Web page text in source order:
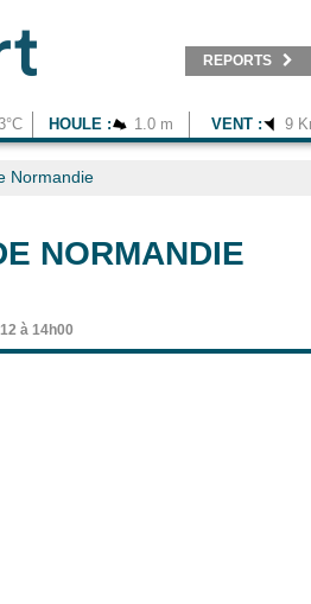
REPORTS
HOULE : 1.0 m VENT : 9
Normandie
NORMANDIE
à 14h00